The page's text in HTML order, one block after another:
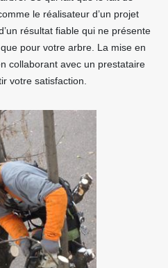
le réalisateur d’un projet
résultat fiable qui ne présente
pour votre arbre. La mise en
collaborant avec un prestataire
votre satisfaction.